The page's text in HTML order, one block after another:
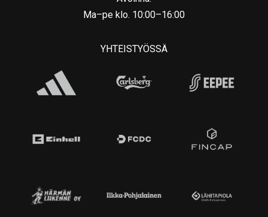
Ma–pe klo. 10:00–16:00
YHTEISTYÖSSÄ